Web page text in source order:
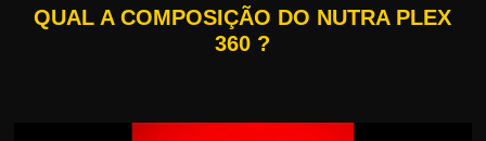
QUAL A COMPOSIÇÃO DO NUTRA PLEX
360 ?